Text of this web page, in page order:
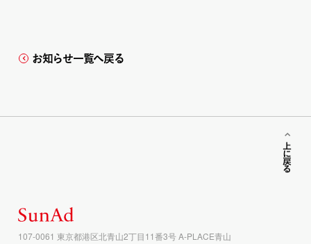
お知らせ一覧へ戻る
上に戻る
107-0061 東京都港区北青山2丁目11番3号 A-PLACE青山